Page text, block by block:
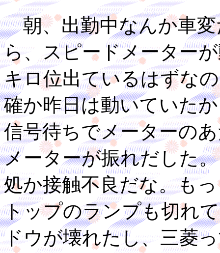
朝、出勤中なんか車変
ら、スピードメーター
キロ位出ているはずな
確か昨日は動いていた
信号待ちでメーターの
メーターが振れだした
処か接触不良だな。も
トップのランプも切れ
ドウが壊れたし、三菱